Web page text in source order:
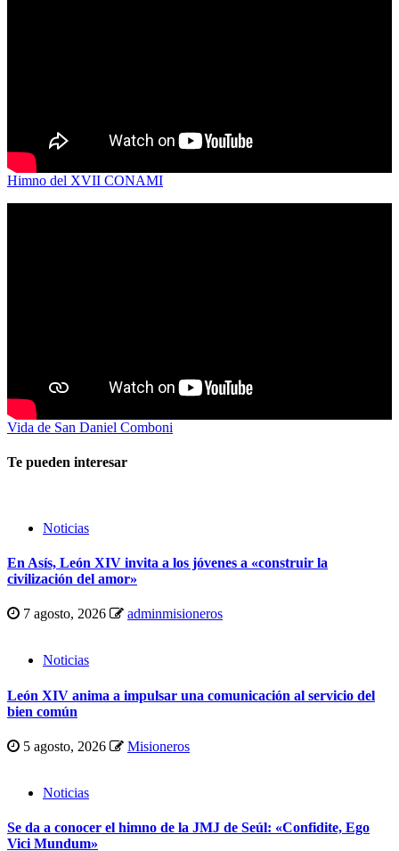
Himno del XVII CONAMI
Vida de San Daniel Comboni
Te pueden interesar
Noticias
En Asís, León XIV invita a los jóvenes a «construir la
civilización del amor»
7 agosto, 2026 adminmisioneros
Noticias
León XIV anima a impulsar una comunicación al servicio del
bien común
5 agosto, 2026 Misioneros
Noticias
Se da a conocer el himno de la JMJ de Seúl: «Confidite, Ego
Vici Mundum»